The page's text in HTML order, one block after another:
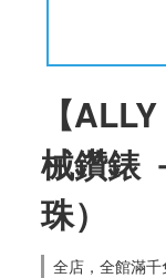
【
械鑽錶
珠）
全店，全館滿千